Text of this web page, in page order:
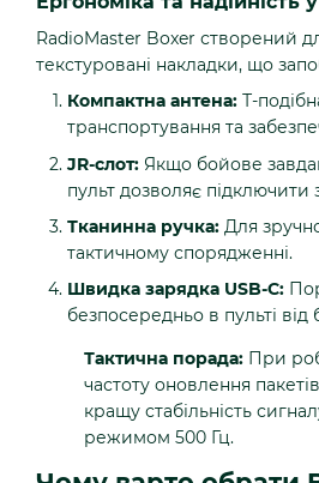
RadioMaster Boxer створений
текстуровані накладки, що
Компактна антена: Т-
транспортування та
JR-слот: Якщо бойове
пульт дозволяє підключити
Тканинна ручка: Для
тактичному спорядженні.
Швидка зарядка USB-C:
безпосередньо в пульті
Тактична порада: При
частоту оновлення
кращу стабільність
режимом 500 Гц.